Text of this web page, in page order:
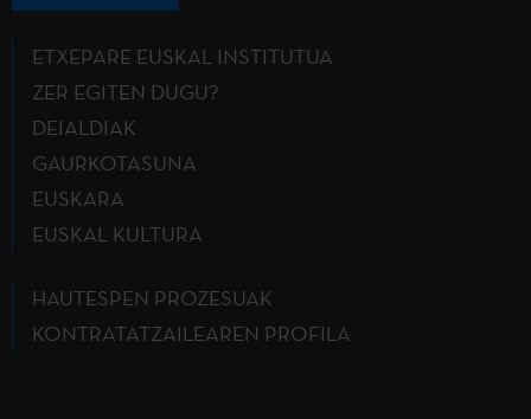
ETXEPARE EUSKAL INSTITUTUA
ZER EGITEN DUGU?
DEIALDIAK
GAURKOTASUNA
EUSKARA
EUSKAL KULTURA
HAUTESPEN PROZESUAK
KONTRATATZAILEAREN PROFILA